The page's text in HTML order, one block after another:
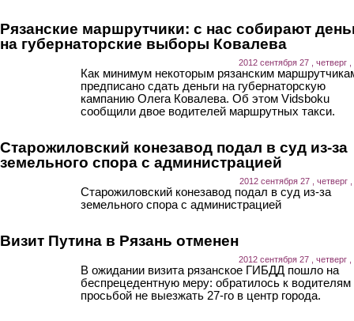
Рязанские маршрутчики: с нас собирают
на губернаторские выборы Ковалева
2012 сентября 27 , четверг ,
Как минимум некоторым рязанским
предписано сдать деньги на губернаторскую
кампанию Олега Ковалева. Об этом Vidsboku
сообщили двое водителей маршрутных такси.
Старожиловский конезавод подал в суд из-за
земельного спора с администрацией
2012 сентября 27 , четверг ,
Старожиловский конезавод подал в суд из-за
земельного спора с администрацией
Визит Путина в Рязань отменен
2012 сентября 27 , четверг ,
В ожидании визита рязанское ГИБДД пошло на
беспрецедентную меру: обратилось к водителям
просьбой не выезжать 27-го в центр города.